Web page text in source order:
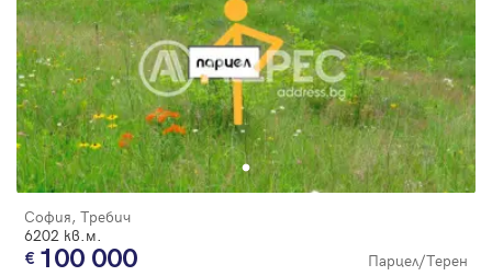
София, Требич
6202 кв.м.
100 000 Парцел/Терен